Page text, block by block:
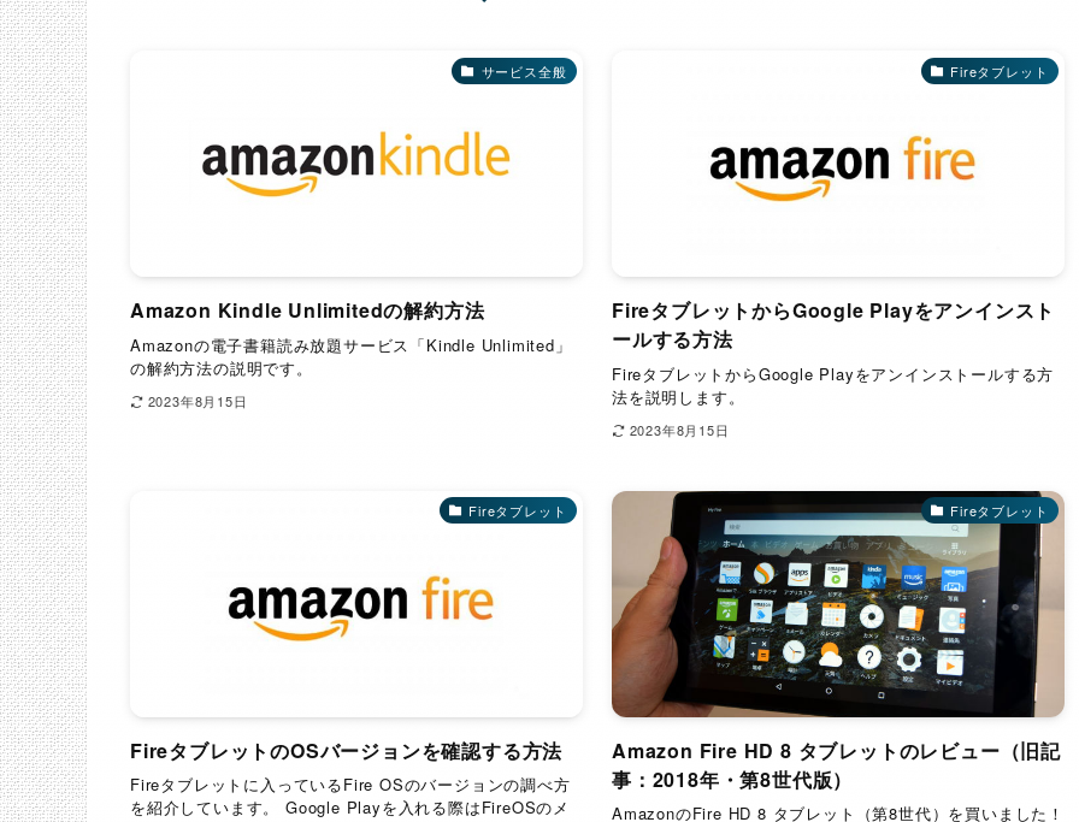
サービス全般
Amazon Kindle Unlimitedの解約方法
Amazonの電子書籍読み放題サービス「Kindle Unlimited」
の解約方法の説明です。
2023年8月15日
Fireタブレット
FireタブレットからGoogle Playをアンインスト
ールする方法
FireタブレットからGoogle Playをアンインストールする方
法を説明します。
2023年8月15日
Fireタブレット
FireタブレットのOSバージョンを確認する方法
Fireタブレットに入っているFire OSのバージョンの調べ方
を紹介しています。 Google Playを入れる際はFireOSのメ
Fireタブレット
Amazon Fire HD 8 タブレットのレビュー（旧記
事：2018年・第8世代版）
AmazonのFire HD 8 タブレット（第8世代）を買いました！